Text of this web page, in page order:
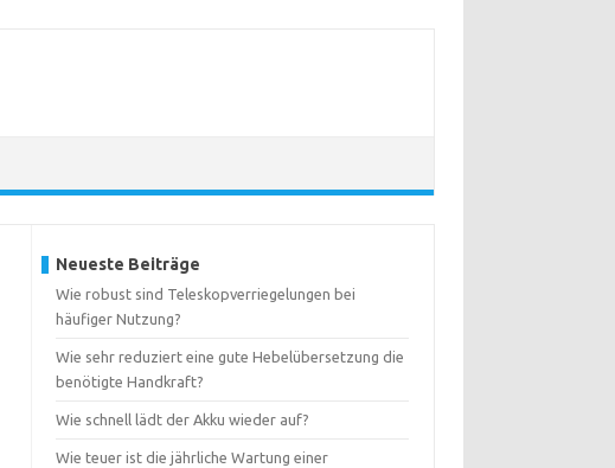
Neueste Beiträge
Wie robust sind Teleskopverriegelungen bei
häufiger Nutzung?
Wie sehr reduziert eine gute Hebelübersetzung die
benötigte Handkraft?
Wie schnell lädt der Akku wieder auf?
Wie teuer ist die jährliche Wartung einer